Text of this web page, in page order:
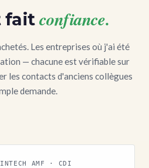
faitconfiance.
Les entreprises où j'ai été
— chacune est vérifiable sur
les contacts d'anciens collègues
demande.
AMF · CDI